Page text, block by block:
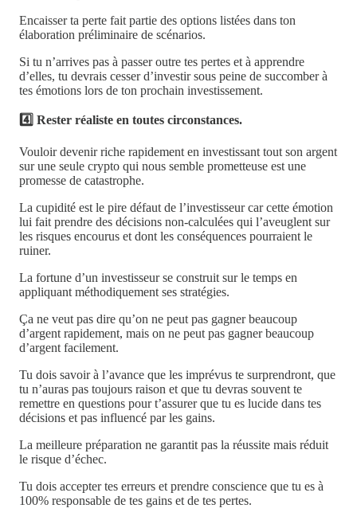
Encaisser ta perte fait partie des options listées dans ton
élaboration préliminaire de scénarios.
Si tu n’arrives pas à passer outre tes pertes et à apprendre
d’elles, tu devrais cesser d’investir sous peine de succomber à
tes émotions lors de ton prochain investissement.
4️⃣ Rester réaliste en toutes circonstances.
Vouloir devenir riche rapidement en investissant tout son argent
sur une seule crypto qui nous semble prometteuse est une
promesse de catastrophe.
La cupidité est le pire défaut de l’investisseur car cette émotion
lui fait prendre des décisions non-calculées qui l’aveuglent sur
les risques encourus et dont les conséquences pourraient le
ruiner.
La fortune d’un investisseur se construit sur le temps en
appliquant méthodiquement ses stratégies.
Ça ne veut pas dire qu’on ne peut pas gagner beaucoup
d’argent rapidement, mais on ne peut pas gagner beaucoup
d’argent facilement.
Tu dois savoir à l’avance que les imprévus te surprendront, que
tu n’auras pas toujours raison et que tu devras souvent te
remettre en questions pour t’assurer que tu es lucide dans tes
décisions et pas influencé par les gains.
La meilleure préparation ne garantit pas la réussite mais réduit
le risque d’échec.
Tu dois accepter tes erreurs et prendre conscience que tu es à
100% responsable de tes gains et de tes pertes.